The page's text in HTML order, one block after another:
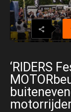
‘RIDERS